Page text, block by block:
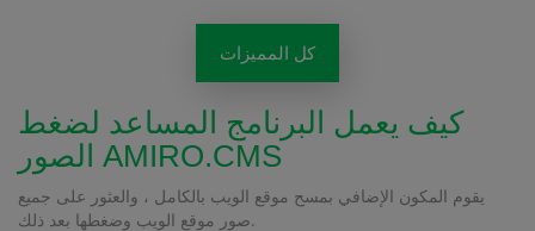
كل المميزات
كيف يعمل البرنامج المساعد لضغط
الصور AMIRO.CMS
يقوم المكون الإضافي بمسح موقع الويب بالكامل ، والعثور على جميع
صور موقع الويب وضغطها بعد ذلك.